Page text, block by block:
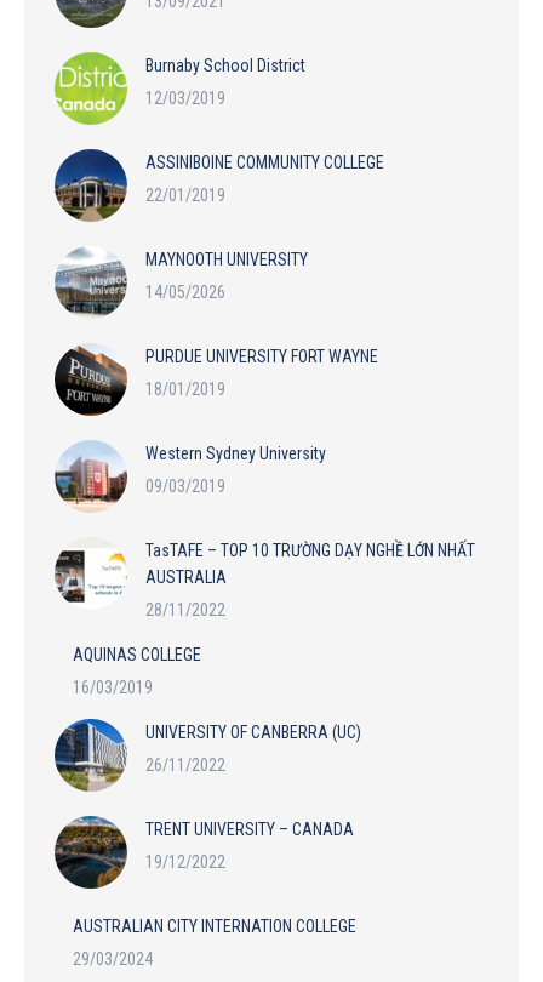
Burnaby School District
12/03/2019
ASSINIBOINE COMMUNITY COLLEGE
22/01/2019
MAYNOOTH UNIVERSITY
14/05/2026
PURDUE UNIVERSITY FORT WAYNE
18/01/2019
Western Sydney University
09/03/2019
TasTAFE – TOP 10 TRƯỜNG DẠY NGHỀ LỚN NHẤT
AUSTRALIA
28/11/2022
AQUINAS COLLEGE
16/03/2019
UNIVERSITY OF CANBERRA (UC)
26/11/2022
TRENT UNIVERSITY – CANADA
19/12/2022
AUSTRALIAN CITY INTERNATION COLLEGE
29/03/2024